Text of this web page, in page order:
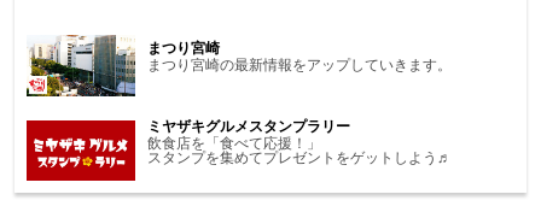
まつり宮崎
まつり宮崎の最新情報をアップしていきます。
ミヤザキグルメスタンプラリー
飲食店を「食べて応援！」
スタンプを集めてプレゼントをゲットしよう♬